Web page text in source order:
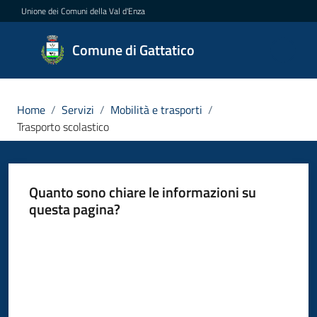
Vai al contenuto
Vai alla navigazione
Vai al footer
Unione dei Comuni della Val d'Enza
Comune di Gattatico
Comune
di
Novità
Home / Servizi / Mobilità e trasporti /
Trasporto scolastico
Quanto sono chiare le informazioni su
questa pagina?